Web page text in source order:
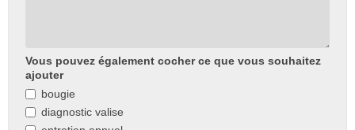
Vous pouvez également cocher ce que vous souhaitez
ajouter
bougie
diagnostic valise